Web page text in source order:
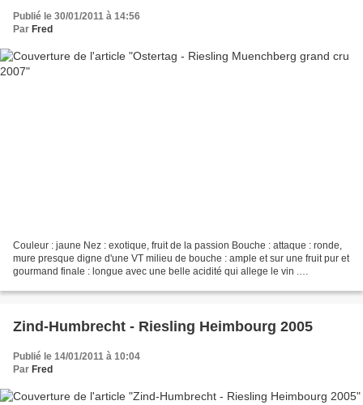
Publié le 30/01/2011 à 14:56
Par Fred
Couleur : jaune Nez : exotique, fruit de la passion Bouche : attaque : ronde,
mure presque digne d'une VT milieu de bouche : ample et sur une fruit pur et
gourmand finale : longue avec une belle acidité qui allege le vin .
Zind-Humbrecht - Riesling Heimbourg 2005
Publié le 14/01/2011 à 10:04
Par Fred